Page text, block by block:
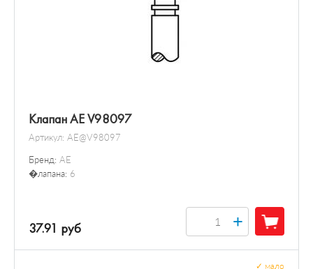
Клапан AE V98097
Артикул: AE@V98097
Бренд: AE
�лапана: 6
37.91 руб +
мало